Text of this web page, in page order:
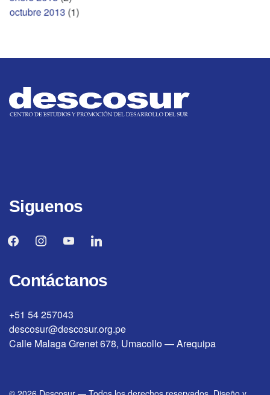
octubre 2013 (1)
Siguenos
facebookinstagramyoutubelinkedin
Contáctanos
+51 54 257043
descosur@descosur.org.pe
Calle Malaga Grenet 678, Umacollo — Arequipa